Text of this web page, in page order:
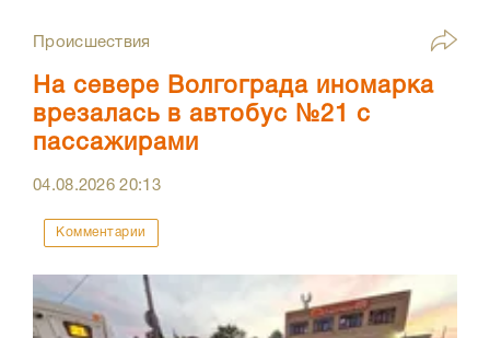
Происшествия
На севере Волгограда иномарка
врезалась в автобус №21 с
пассажирами
04.08.202620:13
Комментарии